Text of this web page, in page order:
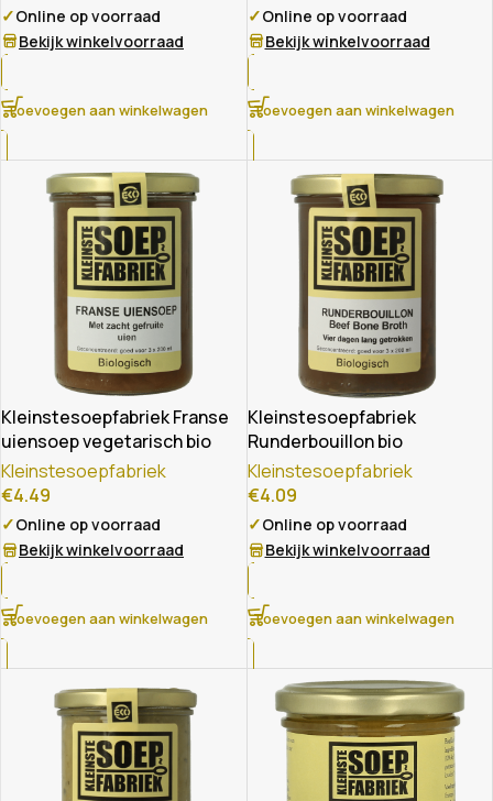
✓Online op voorraad
Bekijk winkelvoorraad
Toevoegen aan winkelwagen
✓Online op voorraad
Bekijk winkelvoorraad
Toevoegen aan winkelwagen
Kleinstesoepfabriek Franse
uiensoep vegetarisch bio
Kleinstesoepfabriek
€4.49
✓Online op voorraad
Bekijk winkelvoorraad
Toevoegen aan winkelwagen
Kleinstesoepfabriek
Runderbouillon bio
Kleinstesoepfabriek
€4.09
✓Online op voorraad
Bekijk winkelvoorraad
Toevoegen aan winkelwagen